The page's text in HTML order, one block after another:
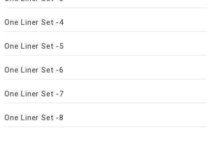
One Liner Set -4
One Liner Set -5
One Liner Set -6
One Liner Set -7
One Liner Set -8